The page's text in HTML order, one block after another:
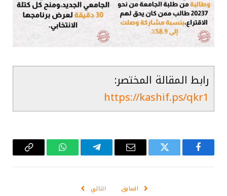
رابط المقالة المختصر:
https://kashif.ps/qkr1
فيسبوك تويتر
البريد
تيلقرام واتساب Copy
السابق التالي